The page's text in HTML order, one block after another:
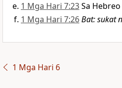
1 Mga Hari 7:23Sa
1 Mga Hari 7:26Bat: sukat
1 Mga Hari 6